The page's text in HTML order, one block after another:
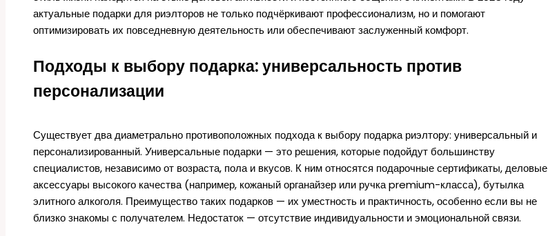
актуальные подарки для риэлторов не только подчёркивают профессионализм, но и помогают
оптимизировать их повседневную деятельность или обеспечивают заслуженный комфорт.
Подходы к выбору подарка: универсальность против
персонализации
Существует два диаметрально противоположных подхода к выбору подарка риэлтору: универсальный и
персонализированный. Универсальные подарки — это решения, которые подойдут большинству
специалистов, независимо от возраста, пола и вкусов. К ним относятся подарочные сертификаты, деловые
аксессуары высокого качества (например, кожаный органайзер или ручка premium-класса), бутылка
элитного алкоголя. Преимущество таких подарков — их уместность и практичность, особенно если вы не
близко знакомы с получателем. Недостаток — отсутствие индивидуальности и эмоциональной связи.